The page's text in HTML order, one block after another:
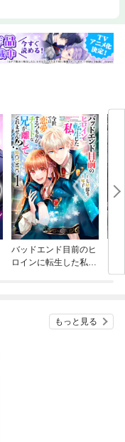
バッドエンド目前のヒ
ロインに転生した私、
もっと見る